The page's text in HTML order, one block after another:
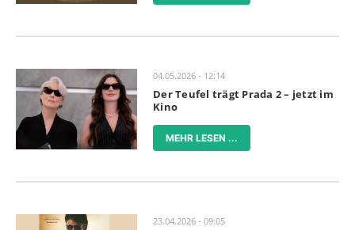
04.05.2026 - 12:14
Der Teufel trägt Prada 2 – jetzt im
Kino
MEHR LESEN ...
23.04.2026 - 09:05